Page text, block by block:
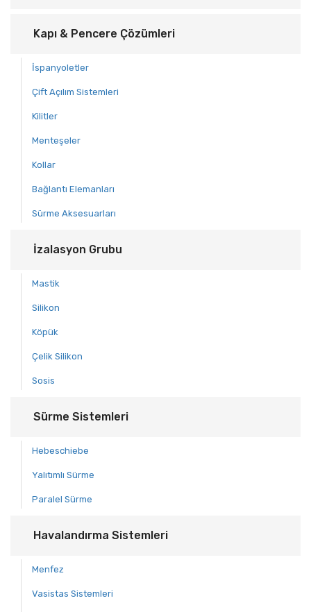
Kapı & Pencere Çözümleri
İspanyoletler
Çift Açılım Sistemleri
Kilitler
Menteşeler
Kollar
Bağlantı Elemanları
Sürme Aksesuarları
İzalasyon Grubu
Mastik
Silikon
Köpük
Çelik Silikon
Sosis
Sürme Sistemleri
Hebeschiebe
Yalıtımlı Sürme
Paralel Sürme
Havalandırma Sistemleri
Menfez
Vasistas Sistemleri